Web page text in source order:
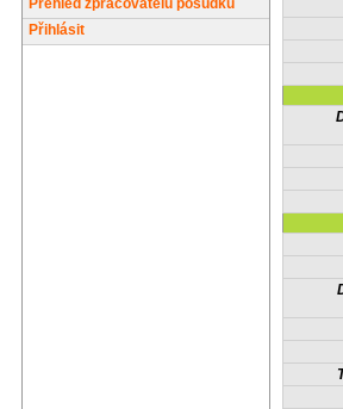
Přehled zpracovatelů posudků
Přihlásit